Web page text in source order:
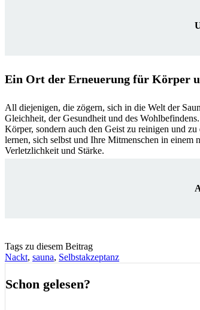
Ein Ort der Erneuerung für Körper
All diejenigen, die zögern, sich in die Welt der
Gleichheit, der Gesundheit und des
Körper, sondern auch den Geist zu reinigen und
lernen, sich selbst und Ihre Mitmenschen in
Verletzlichkeit und Stärke.
Tags zu diesem Beitrag
Nackt, sauna, Selbstakzeptanz
Schon gelesen?